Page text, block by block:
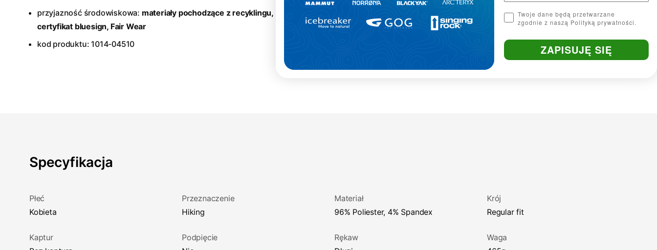
przyjazność środowiskowa: materiały pochodzące z recyklingu,
certyfikat bluesign, Fair Wear
kod produktu: 1014-04510
Specyfikacja
Płeć
Kobieta
Przeznaczenie
Hiking
Materiał
96% Poliester, 4% Spandex
Krój
regular fit
Kaptur
Podpięcie
Rękaw
Waga
Twoje dane będą przetwarzane
zgodnie z naszą Polityką prywatności.
ZAPISUJĘ SIĘ